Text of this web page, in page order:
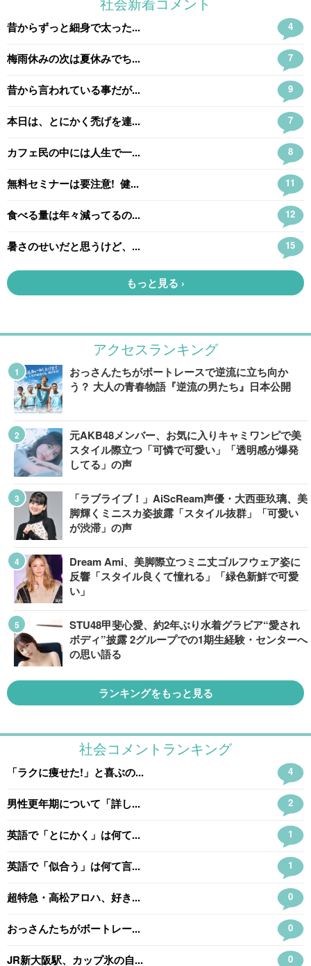
アクセスランキング
おっさんたちがボートレースで逆流に立ち向か
う？ 大人の青春物語『逆流の男たち』日本公開
元AKB48メンバー、お気に入りキャミワンピで美
スタイル際立つ「可憐で可愛い」「透明感が爆発
してる」の声
「ラブライブ！」AiScReam声優・大西亜玖璃、美
脚輝くミニスカ姿披露「スタイル抜群」「可愛い
が渋滞」の声
Dream Ami、美脚際立つミニ丈ゴルフウェア姿に
反響「スタイル良くて憧れる」「緑色新鮮で可愛
い」
STU48甲斐心愛、約2年ぶり水着グラビア“愛され
ボディ”披露 2グループでの1期生経験・センターへ
の思い語る
ランキングをもっと見る